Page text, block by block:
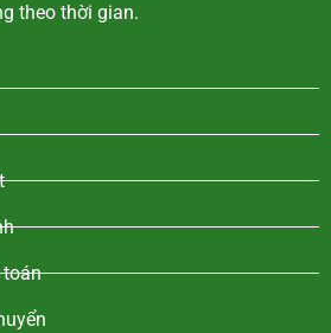
theo thời gian.